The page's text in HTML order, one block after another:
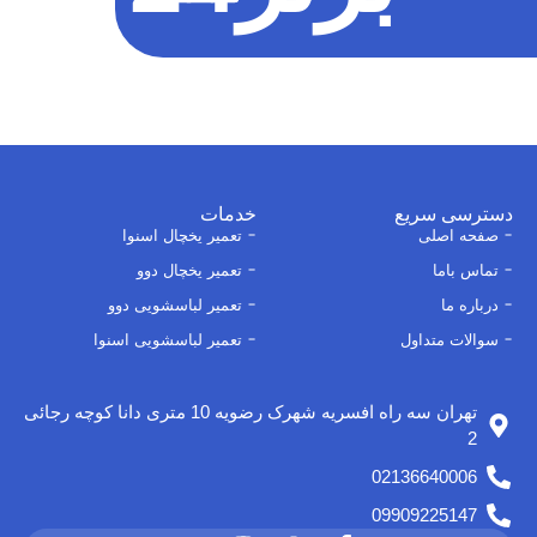
دسترسی سریع
صفحه اصلی
تماس باما
درباره ما
سوالات متداول
خدمات
تعمیر یخچال اسنوا
تعمیر یخچال دوو
تعمیر لباسشویی دوو
تعمیر لباسشویی اسنوا
تهران سه راه افسریه شهرک رضویه 10 متری دانا کوچه رجائی
2
02136640006
09909225147